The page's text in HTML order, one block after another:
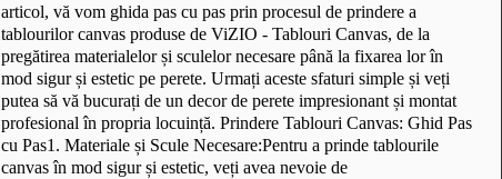
articol, vă vom ghida pas cu pas prin procesul de prindere a
tablourilor canvas produse de ViZIO - Tablouri Canvas, de la
pregătirea materialelor și sculelor necesare până la fixarea lor în
mod sigur și estetic pe perete. Urmați aceste sfaturi simple și veți
putea să vă bucurați de un decor de perete impresionant și montat
profesional în propria locuință. Prindere Tablouri Canvas: Ghid Pas
cu Pas1. Materiale și Scule Necesare:Pentru a prinde tablourile
canvas în mod sigur și estetic, veți avea nevoie de